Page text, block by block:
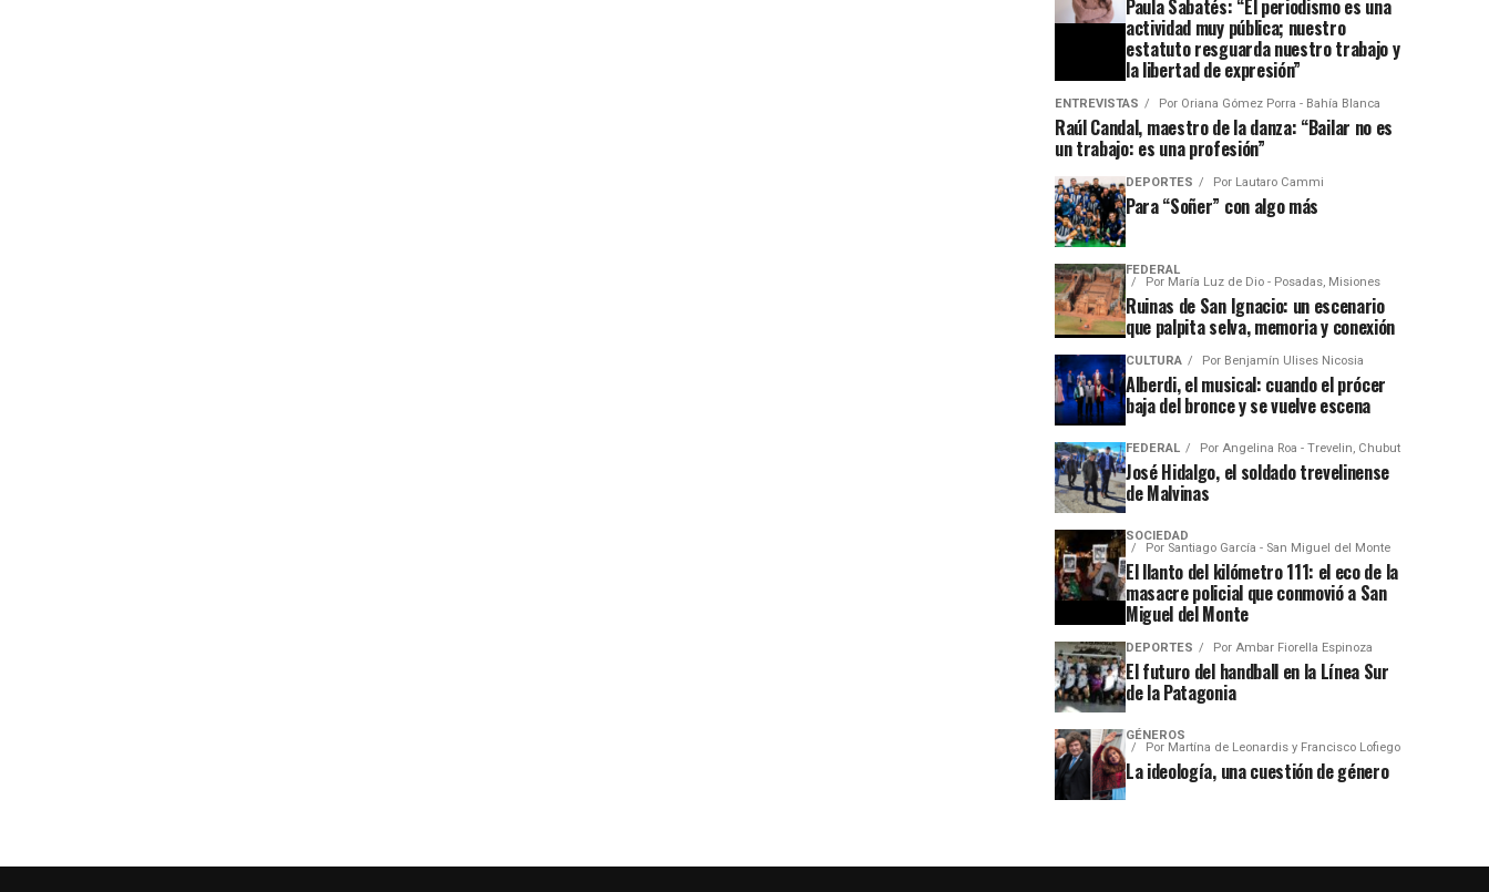
Paula Sabatés: “El periodismo es una
actividad muy pública; nuestro
estatuto resguarda nuestro trabajo y
la libertad de expresión”
ENTREVISTAS Por Oriana Gómez Porra - Bahía Blanca
Raúl Candal, maestro de la danza: “Bailar no es
un trabajo: es una profesión”
DEPORTES Por Lautaro Cammi
Para “Soñer” con algo más
FEDERAL
Por María Luz de Dio - Posadas, Misiones
Ruinas de San Ignacio: un escenario
que palpita selva, memoria y conexión
CULTURA Por Benjamín Ulises Nicosia
Alberdi, el musical: cuando el prócer
baja del bronce y se vuelve escena
FEDERAL Por Angelina Roa - Trevelin, Chubut
José Hidalgo, el soldado trevelinense
de Malvinas
SOCIEDAD
Por Santiago García - San Miguel del Monte
El llanto del kilómetro 111: el eco de la
masacre policial que conmovió a San
Miguel del Monte
DEPORTES Por Ambar Fiorella Espinoza
El futuro del handball en la Línea Sur
de la Patagonia
GÉNEROS
Por Martína de Leonardis y Francisco Lofiego
La ideología, una cuestión de género